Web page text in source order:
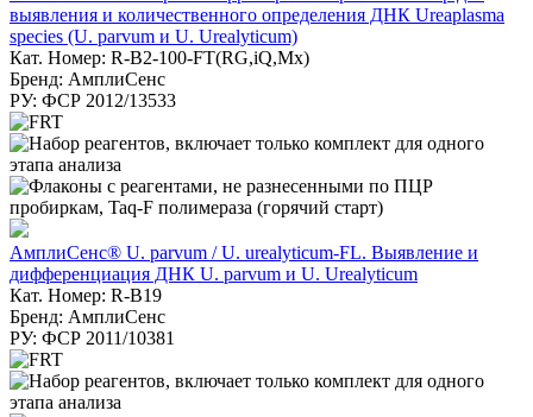
выявления и количественного определения ДНК Ureaplasma
species (U. parvum и U. Urealyticum)
Кат. Номер: R-B2-100-FT(RG,iQ,Mx)
Бренд: АмплиСенс
РУ: ФСР 2012/13533
АмплиСенс® U. parvum / U. urealyticum-FL. Выявление и
дифференциация ДНК U. parvum и U. Urealyticum
Кат. Номер: R-B19
Бренд: АмплиСенс
РУ: ФСР 2011/10381